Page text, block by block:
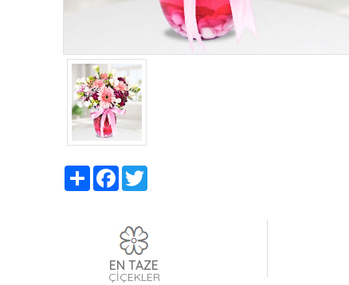
Share Facebook
EN TAZE
ÇİÇEKLER